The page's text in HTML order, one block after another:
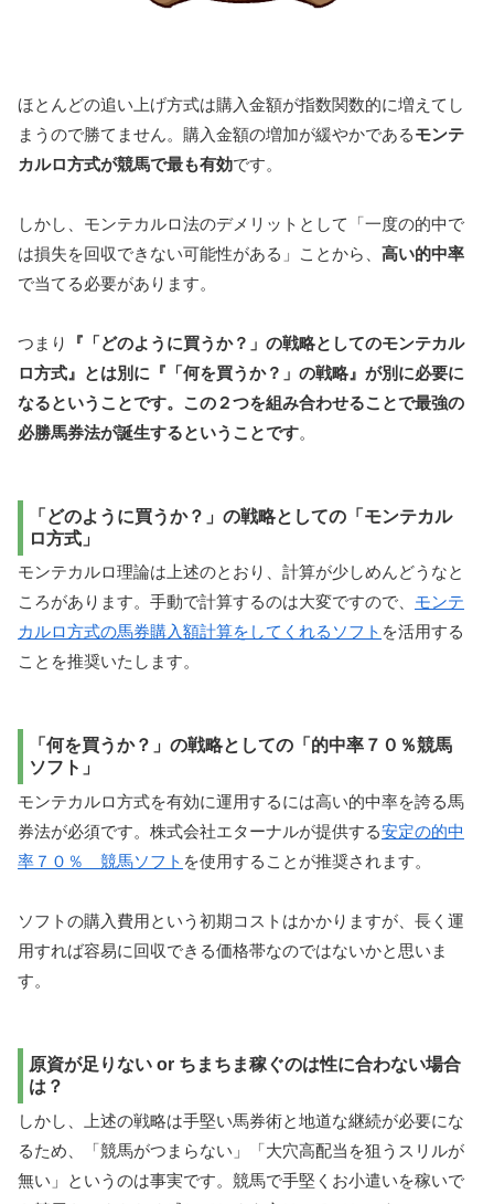
ほとんどの追い上げ方式は購入金額が指数関数的に増えてし
まうので勝てません。購入金額の増加が緩やかであるモンテ
カルロ方式が競馬で最も有効です。
しかし、モンテカルロ法のデメリットとして「一度の的中で
は損失を回収できない可能性がある」ことから、 高い的中率
で当てる必要があります。
つまり
『「どのように買うか？」の戦略としてのモンテカル
ロ方式』とは別に『「何を買うか？」の戦略』が別に必要に
なるということです。この２つを組み合わせることで最強の
必勝馬券法が誕生するということです。
「どのように買うか？」の戦略としての「モンテカル
ロ方式」
モンテカルロ理論は上述のとおり、計算が少しめんどうなと
ころがあります。手動で計算するのは大変ですので、 モンテ
カルロ方式の馬券購入額計算をしてくれるソフト を活用する
ことを推奨いたします。
「何を買うか？」の戦略としての「的中率７０％競馬
ソフト」
モンテカルロ方式を有効に運用するには高い的中率を誇る馬
券法が必須です。株式会社エターナルが提供する安定の的中
率７０％ 競馬ソフト を使用することが推奨されます。
ソフトの購入費用という初期コストはかかりますが、長く運
用すれば容易に回収できる価格帯なのではないかと思いま
す。
原資が足りない or ちまちま稼ぐのは性に合わない場合
は？
しかし、上述の戦略は手堅い馬券術と地道な継続が必要にな
るため、「競馬がつまらない」「大穴高配当を狙うスリルが
無い」というのは事実です。競馬で手堅くお小遣いを稼いで